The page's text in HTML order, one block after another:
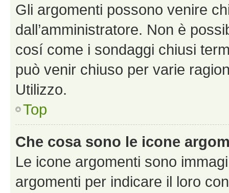
Gli argomenti possono venire
dall’amministratore. Non è
cosí come i sondaggi chiusi
può venir chiuso per varie
Utilizzo.
Top
Che cosa sono le icone
Le icone argomenti sono
argomenti per indicare il loro